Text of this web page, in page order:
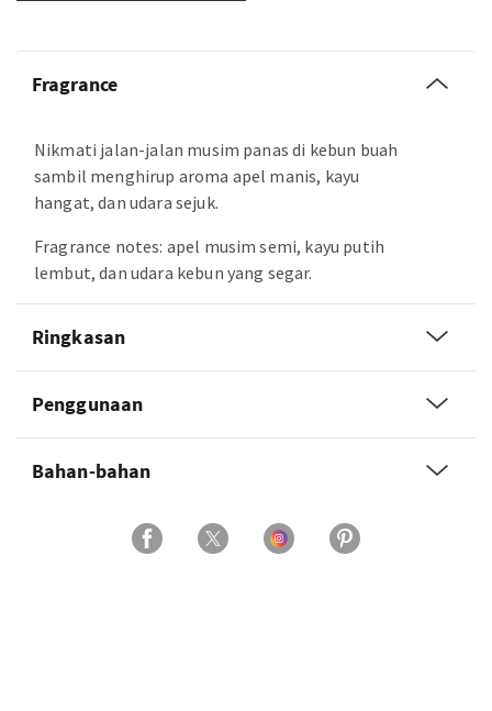
Fragrance
Nikmati jalan-jalan musim panas di kebun buah
sambil menghirup aroma apel manis, kayu
hangat, dan udara sejuk.
Fragrance notes: apel musim semi, kayu putih
lembut, dan udara kebun yang segar.
Ringkasan
Penggunaan
Bahan-bahan